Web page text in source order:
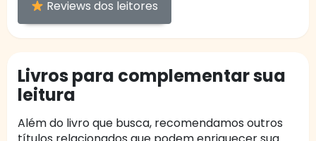
Reviews dos leitores
Livros para complementar sua
leitura
Além do livro que busca, recomendamos outros